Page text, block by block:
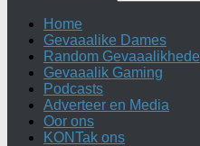
Home
Gevaaalike Dames
Random Gevaaalikhede
Gevaaalik Gaming
Podcasts
Adverteer en Media
Oor ons
KONTak ons